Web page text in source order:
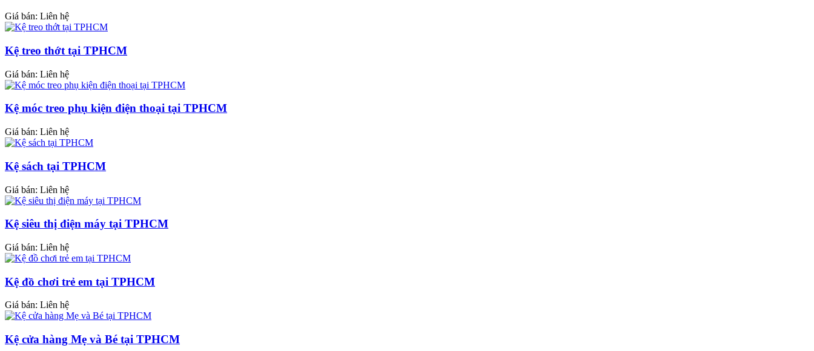
Giá bán: Liên hệ
Kệ treo thớt tại TPHCM
Giá bán: Liên hệ
Kệ móc treo phụ kiện điện thoại tại TPHCM
Giá bán: Liên hệ
Kệ sách tại TPHCM
Giá bán: Liên hệ
Kệ siêu thị điện máy tại TPHCM
Giá bán: Liên hệ
Kệ đồ chơi trẻ em tại TPHCM
Giá bán: Liên hệ
Kệ cửa hàng Mẹ và Bé tại TPHCM